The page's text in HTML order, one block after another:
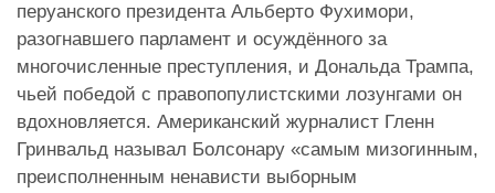
перуанского президента Альберто Фухимори,
разогнавшего парламент и осуждённого за
многочисленные преступления, и Дональда Трампа,
чьей победой с правопопулистскими лозунгами он
вдохновляется. Американский журналист Гленн
Гринвальд называл Болсонару «самым мизогинным,
преисполненным ненависти выборным